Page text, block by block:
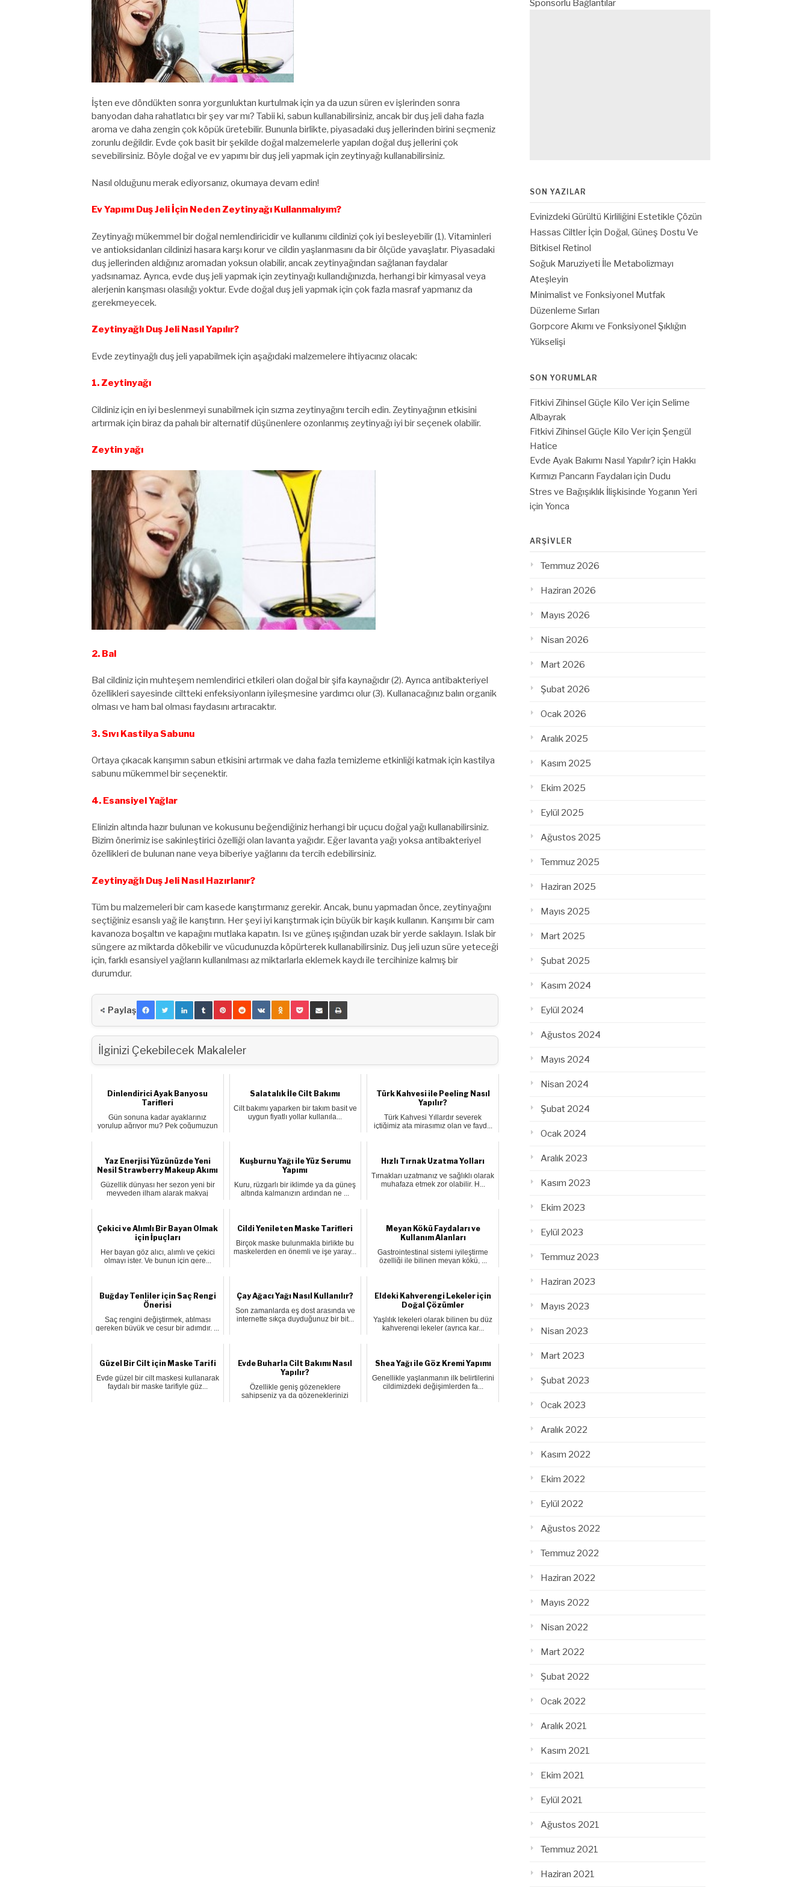
İşten eve döndükten sonra yorgunluktan kurtulmak için ya da uzun süren ev işlerinden sonra
banyodan daha rahatlatıcı bir şey var mı? Tabii ki, sabun kullanabilirsiniz, ancak bir duş jeli daha fazla
aroma ve daha zengin çok köpük üretebilir. Bununla birlikte, piyasadaki duş jellerinden birini seçmeniz
zorunlu değildir. Evde çok basit bir şekilde doğal malzemelerle yapılan doğal duş jellerini çok
sevebilirsiniz. Böyle doğal ve ev yapımı bir duş jeli yapmak için zeytinyağı kullanabilirsiniz.
Nasıl olduğunu merak ediyorsanız, okumaya devam edin!
Ev Yapımı Duş Jeli İçin Neden Zeytinyağı Kullanmalıyım?
Zeytinyağı mükemmel bir doğal nemlendiricidir ve kullanımı cildinizi çok iyi besleyebilir (1). Vitaminleri
ve antioksidanları cildinizi hasara karşı korur ve cildin yaşlanmasını da bir ölçüde yavaşlatır. Piyasadaki
duş jellerinden aldığınız aromadan yoksun olabilir, ancak zeytinyağından sağlanan faydalar
yadsınamaz. Ayrıca, evde duş jeli yapmak için zeytinyağı kullandığınızda, herhangi bir kimyasal veya
alerjenin karışması olasılığı yoktur. Evde doğal duş jeli yapmak için çok fazla masraf yapmanız da
gerekmeyecek.
Zeytinyağlı Duş Jeli Nasıl Yapılır?
Evde zeytinyağlı duş jeli yapabilmek için aşağıdaki malzemelere ihtiyacınız olacak:
1. Zeytinyağı
Cildiniz için en iyi beslenmeyi sunabilmek için sızma zeytinyağını tercih edin. Zeytinyağının etkisini
artırmak için biraz da pahalı bir alternatif düşünenlere ozonlanmış zeytinyağı iyi bir seçenek olabilir.
Zeytin yağı
2. Bal
Bal cildiniz için muhteşem nemlendirici etkileri olan doğal bir şifa kaynağıdır (2). Ayrıca antibakteriyel
özellikleri sayesinde ciltteki enfeksiyonların iyileşmesine yardımcı olur (3). Kullanacağınız balın organik
olması ve ham bal olması faydasını artıracaktır.
3. Sıvı Kastilya Sabunu
Ortaya çıkacak karışımın sabun etkisini artırmak ve daha fazla temizleme etkinliği katmak için kastilya
sabunu mükemmel bir seçenektir.
4. Esansiyel Yağlar
Elinizin altında hazır bulunan ve kokusunu beğendiğiniz herhangi bir uçucu doğal yağı kullanabilirsiniz.
Bizim önerimiz ise sakinleştirici özelliği olan lavanta yağıdır. Eğer lavanta yağı yoksa antibakteriyel
özellikleri de bulunan nane veya biberiye yağlarını da tercih edebilirsiniz.
Zeytinyağlı Duş Jeli Nasıl Hazırlanır?
Tüm bu malzemeleri bir cam kasede karıştırmanız gerekir. Ancak, bunu yapmadan önce, zeytinyağını
seçtiğiniz esanslı yağ ile karıştırın. Her şeyi iyi karıştırmak için büyük bir kaşık kullanın. Karışımı bir cam
kavanoza boşaltın ve kapağını mutlaka kapatın. Isı ve güneş ışığından uzak bir yerde saklayın. Islak bir
süngere az miktarda dökebilir ve vücudunuzda köpürterek kullanabilirsiniz. Duş jeli uzun süre yeteceği
için, farklı esansiyel yağların kullanılması az miktarlarla eklemek kaydı ile tercihinize kalmış bir
durumdur.
Paylaş
İlginizi Çekebilecek Makaleler
Dinlendirici Ayak Banyosu
Tarifleri
Gün sonuna kadar ayaklarınız
yorulup ağrıyor mu? Pek çoğumuzun
Salatalık İle Cilt Bakımı
Cilt bakımı yaparken bir takım basit ve
uygun fiyatlı yollar kullanıla...
Türk Kahvesi ile Peeling Nasıl
Yapılır?
Türk Kahvesi Yıllardır severek
içtiğimiz ata mirasımız olan ve fayd...
Yaz Enerjisi Yüzünüzde Yeni
Nesil Strawberry Makeup Akımı
Güzellik dünyası her sezon yeni bir
meyveden ilham alarak makyaj
Kuşburnu Yağı ile Yüz Serumu
Yapımı
Kuru, rüzgarlı bir iklimde ya da güneş
altında kalmanızın ardından ne ...
Hızlı Tırnak Uzatma Yolları
Tırnakları uzatmanız ve sağlıklı olarak
muhafaza etmek zor olabilir. H...
Çekici ve Alımlı Bir Bayan Olmak
için İpuçları
Her bayan göz alıcı, alımlı ve çekici
olmayı ister. Ve bunun için gere...
Cildi Yenileten Maske Tarifleri
Birçok maske bulunmakla birlikte bu
maskelerden en önemli ve işe yaray...
Meyan Kökü Faydaları ve
Kullanım Alanları
Gastrointestinal sistemi iyileştirme
özelliği ile bilinen meyan kökü, ...
Buğday Tenliler için Saç Rengi
Önerisi
Saç rengini değiştirmek, atılması
gereken büyük ve cesur bir adımdır. ...
Çay Ağacı Yağı Nasıl Kullanılır?
Son zamanlarda eş dost arasında ve
internette sıkça duyduğunuz bir bit...
Eldeki Kahverengi Lekeler için
Doğal Çözümler
Yaşlılık lekeleri olarak bilinen bu düz
kahverengi lekeler (ayrıca kar...
Güzel Bir Cilt için Maske Tarifi
Evde güzel bir cilt maskesi kullanarak
faydalı bir maske tarifiyle güz...
Evde Buharla Cilt Bakımı Nasıl
Yapılır?
Özellikle geniş gözeneklere
sahipseniz ya da gözeneklerinizi
Shea Yağı ile Göz Kremi Yapımı
Genellikle yaşlanmanın ilk belirtilerini
cildimizdeki değişimlerden fa...
Sponsorlu Bağlantılar
SON YAZILAR
Evinizdeki Gürültü Kirliliğini Estetikle Çözün
Hassas Ciltler İçin Doğal, Güneş Dostu Ve
Bitkisel Retinol
Soğuk Maruziyeti İle Metabolizmayı
Ateşleyin
Minimalist ve Fonksiyonel Mutfak
Düzenleme Sırları
Gorpcore Akımı ve Fonksiyonel Şıklığın
Yükselişi
SON YORUMLAR
Fitkivi Zihinsel Güçle Kilo Veriçin Selime
Albayrak
Fitkivi Zihinsel Güçle Kilo Veriçin Şengül
Hatice
Evde Ayak Bakımı Nasıl Yapılır? için Hakkı
Kırmızı Pancarın Faydaları için Dudu
Stres ve Bağışıklık İlişkisinde Yoganın Yeri
için Yonca
ARŞIVLER
Temmuz 2026
Haziran 2026
Mayıs 2026
Nisan 2026
Mart 2026
Şubat 2026
Ocak 2026
Aralık 2025
Kasım 2025
Ekim 2025
Eylül 2025
Ağustos 2025
Temmuz 2025
Haziran 2025
Mayıs 2025
Mart 2025
Şubat 2025
Kasım 2024
Eylül 2024
Ağustos 2024
Mayıs 2024
Nisan 2024
Şubat 2024
Ocak 2024
Aralık 2023
Kasım 2023
Ekim 2023
Eylül 2023
Temmuz 2023
Haziran 2023
Mayıs 2023
Nisan 2023
Mart 2023
Şubat 2023
Ocak 2023
Aralık 2022
Kasım 2022
Ekim 2022
Eylül 2022
Ağustos 2022
Temmuz 2022
Haziran 2022
Mayıs 2022
Nisan 2022
Mart 2022
Şubat 2022
Ocak 2022
Aralık 2021
Kasım 2021
Ekim 2021
Eylül 2021
Ağustos 2021
Temmuz 2021
Haziran 2021